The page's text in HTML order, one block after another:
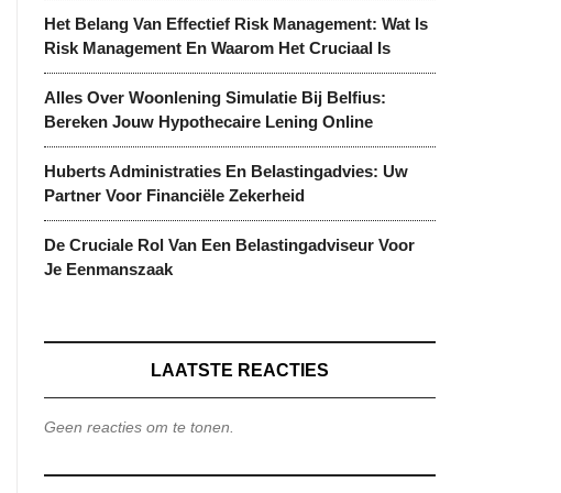
Het Belang Van Effectief Risk Management: Wat Is
Risk Management En Waarom Het Cruciaal Is
Alles Over Woonlening Simulatie Bij Belfius:
Bereken Jouw Hypothecaire Lening Online
Huberts Administraties En Belastingadvies: Uw
Partner Voor Financiële Zekerheid
De Cruciale Rol Van Een Belastingadviseur Voor
Je Eenmanszaak
LAATSTE REACTIES
Geen reacties om te tonen.